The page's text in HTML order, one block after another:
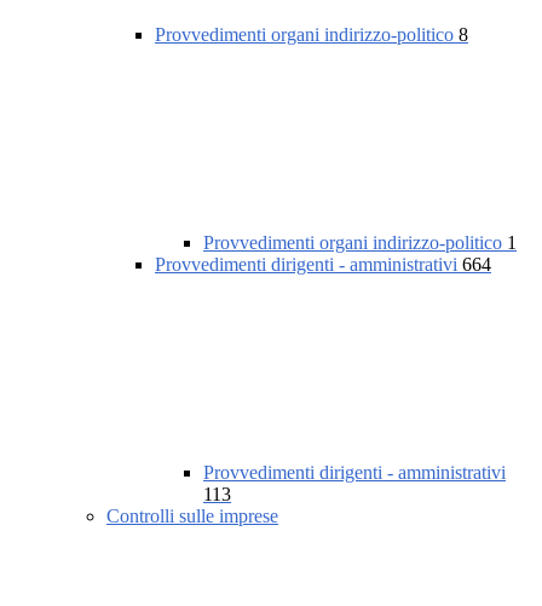
Provvedimenti organi indirizzo-politico 8
Provvedimenti organi indirizzo-politico 1
Provvedimenti dirigenti - amministrativi 664
Provvedimenti dirigenti - amministrativi
113
Controlli sulle imprese